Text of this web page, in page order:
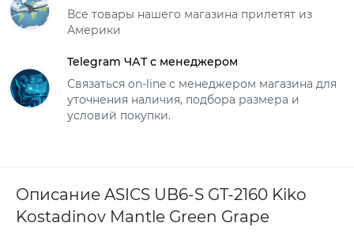
Все товары нашего магазина прилетят из
Америки
Telegram ЧАТ с менеджером
Связаться on-line с менеджером магазина для
уточнения наличия, подбора размера и
условий покупки.
Описание ASICS UB6-S GT-2160 Kiko
Kostadinov Mantle Green Grape